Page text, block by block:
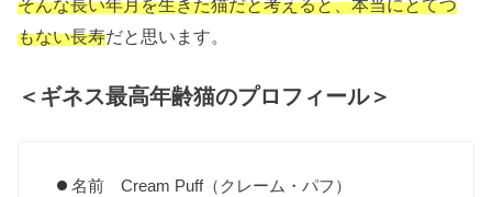
そんな長い年月を生きた猫だと考えると、本当にとてつ
もない長寿だと思います。
＜ギネス最高年齢猫のプロフィール＞
名前 Cream Puff（クレーム・パフ）